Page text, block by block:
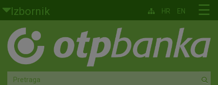
Skoči na glavni sadržaj
Izbornik
Građani
Privatno bankarstvo
Agro
☰
HR EN